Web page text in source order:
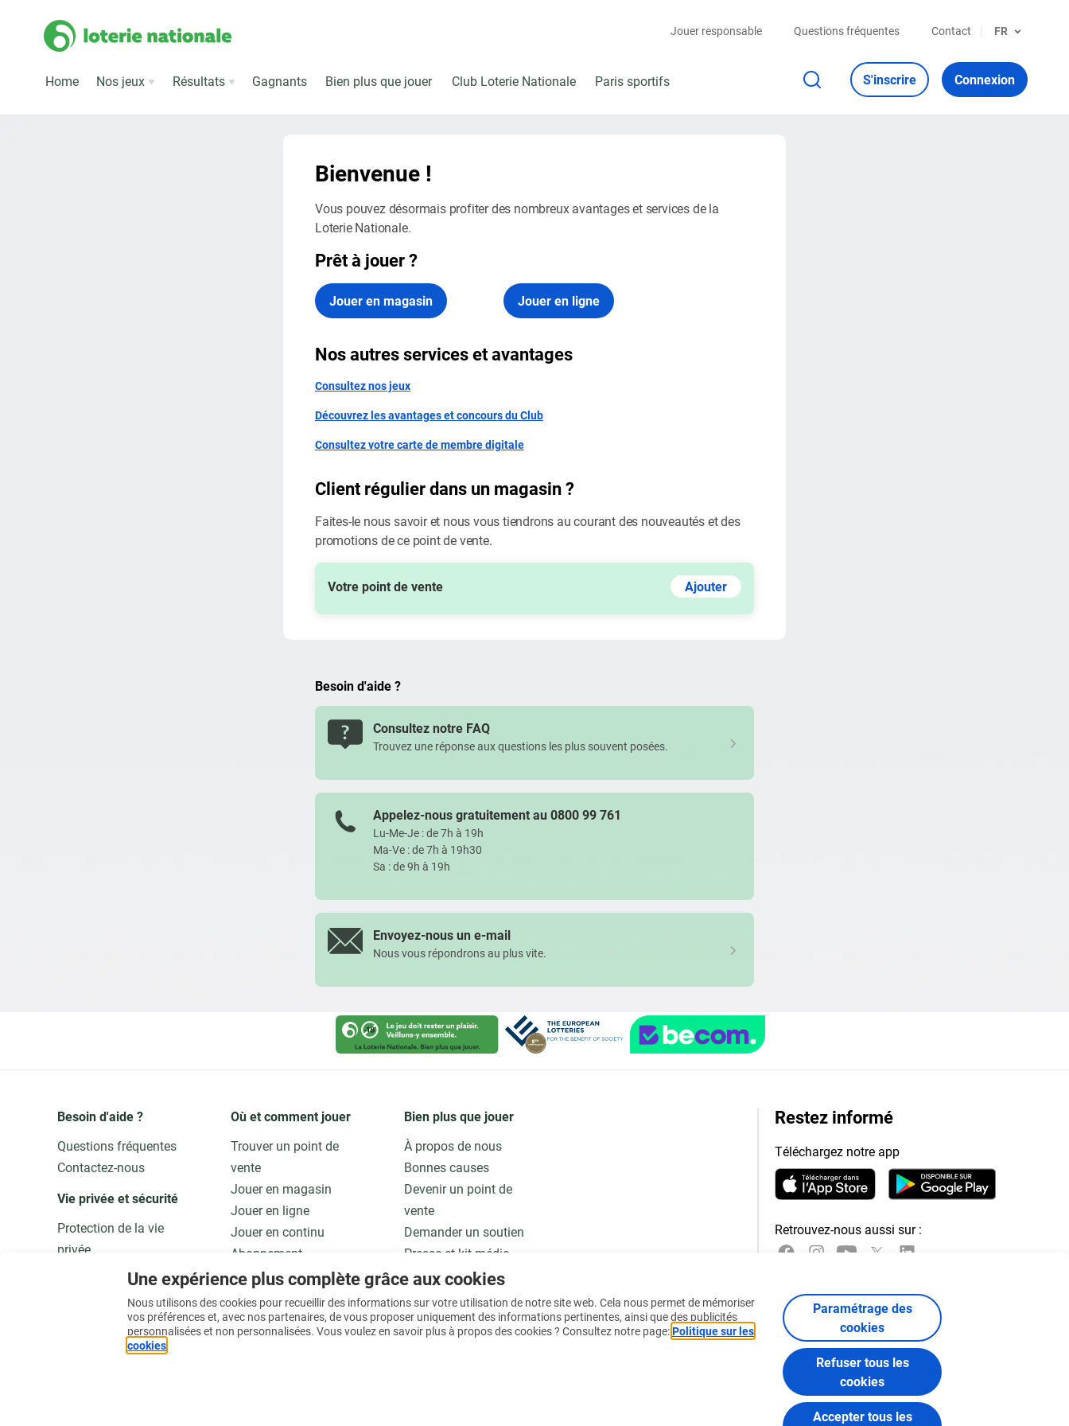
Jouer responsable Questions fréquentes Contact FR
Home Nos jeux Résultats Gagnants Bien plus que jouer Club Loterie Nationale Paris sportifs S'inscrire Connexion
Bienvenue !
Vous pouvez désormais profiter des nombreux avantages et services de la
Loterie Nationale.
Prêt à jouer ?
Jouer en magasin Jouer en ligne
Nos autres services et avantages
Consultez nos jeux
Découvrez les avantages et concours du Club
Consultez votre carte de membre digitale
Client régulier dans un magasin ?
Faites-le nous savoir et nous vous tiendrons au courant des nouveautés et des
promotions de ce point de vente.
Votre point de vente Ajouter
Besoin d'aide ?
Consultez notre FAQ
Trouvez une réponse aux questions les plus souvent posées.
Appelez-nous gratuitement au 0800 99 761
Lu-Me-Je :de 7h à 19h
Ma-Ve :de 7h à 19h30
Sa :de 9h à 19h
Envoyez-nous un e-mail
Nous vous répondrons au plus vite.
Une expérience plus complète grâce aux cookies
Nous utilisons des cookies pour recueillir des informations sur votre utilisation de notre site web. Cela nous permet de mémoriser
vos préférences et, avec nos partenaires, de vous proposer uniquement des informations pertinentes, ainsi que des publicités
personnalisées et non personnalisées. Vous voulez en savoir plus à propos des cookies ? Consultez notre page:Politique sur les
cookies
Paramétrage des
cookies
Refuser tous les
cookies
Accepter tous les
Besoin d'aide ?
Questions fréquentes
Contactez-nous
Vie privée et sécurité
Protection de la vie
privée
Adaptez vos données
Où et comment jouer
Trouver un point de
vente
Jouer en magasin
Jouer en ligne
Jouer en continu
Abonnement
Application
Jouer responsable
En savoir plus
Bien plus que jouer
À propos de nous
Bonnes causes
Devenir un point de
vente
Demander un soutien
Presse et kit média
Notre modèle
Jobs
En savoir plus
Restez informé
Téléchargez notre app
Retrouvez-nous aussi sur :